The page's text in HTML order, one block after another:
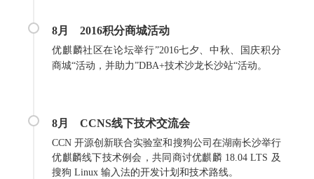
8月 2016积分商城活动
优麒麟社区在论坛举行”2016七夕、中秋、国庆积分
商城“活动，并助力”DBA+技术沙龙长沙站“活动。
8月 CCNS线下技术交流会
CCN 开源创新联合实验室和搜狗公司在湖南长沙举行
优麒麟线下技术例会，共同商讨优麒麟 18.04 LTS 及
搜狗 Linux 输入法的开发计划和技术路线。